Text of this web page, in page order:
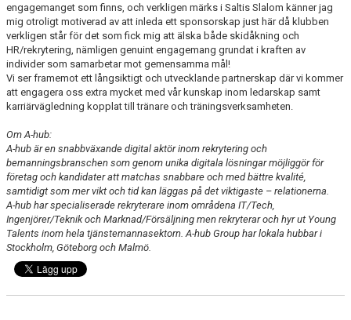
KONTAKT
PARTNERSKAP
engagemanget som finns, och verkligen märks i Saltis Slalom känner jag
mig otroligt motiverad av att inleda ett sponsorskap just här då klubben
verkligen står för det som fick mig att älska både skidåkning och
HR/rekrytering, nämligen genuint engagemang grundat i kraften av
individer som samarbetar mot gemensamma mål!
Vi ser framemot ett långsiktigt och utvecklande partnerskap där vi kommer
att engagera oss extra mycket med vår kunskap inom ledarskap samt
karriärvägledning kopplat till tränare och träningsverksamheten.
Om A-hub:
A-hub är en snabbväxande digital aktör inom rekrytering och
bemanningsbranschen som genom unika digitala lösningar möjliggör för
företag och kandidater att matchas snabbare och med bättre kvalité,
samtidigt som mer vikt och tid kan läggas på det viktigaste – relationerna.
A-hub har specialiserade rekryterare inom områdena IT/Tech,
Ingenjörer/Teknik och Marknad/Försäljning men rekryterar och hyr ut Young
Talents inom hela tjänstemannasektorn. A-hub Group har lokala hubbar i
Stockholm, Göteborg och Malmö.